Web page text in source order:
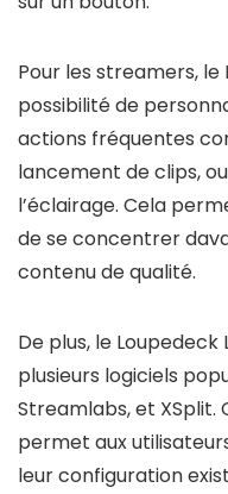
Pour les streamers,
possibilité de
actions fréquentes
lancement de clips,
l’éclairage. Cela
de se concentrer
contenu de qualité.
De plus, le
plusieurs logiciels
Streamlabs, et
permet aux
leur configuration